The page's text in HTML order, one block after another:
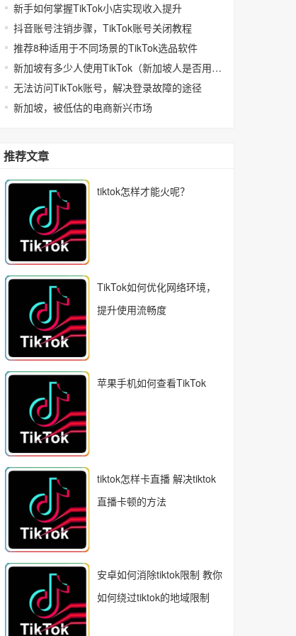
新手如何掌握TikTok小店实现收入提升
抖音账号注销步骤，TikTok账号关闭教程
推荐8种适用于不同场景的TikTok选品软件
新加坡有多少人使用TikTok（新加坡人是否用抖音）
无法访问TikTok账号，解决登录故障的途径
新加坡，被低估的电商新兴市场
推荐文章
tiktok怎样才能火呢？
TikTok如何优化网络环境，
提升使用流畅度
苹果手机如何查看TikTok
tiktok怎样卡直播 解决tiktok
直播卡顿的方法
安卓如何消除tiktok限制 教你
如何绕过tiktok的地域限制